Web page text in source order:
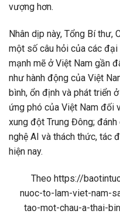
vượng hơn.
Nhân dịp này, Tổng Bí thư,
một số câu hỏi của các
mạnh mẽ ở Việt Nam gần
như hành động của Việt
bình, ổn định và phát triển
ứng phó của Việt Nam đối
xung đột Trung Đông;
nghệ AI và thách thức, tác
hiện nay.
Theo https://
nuoc-to-lam-viet-nam-
tao-mot-chau-a-thai-